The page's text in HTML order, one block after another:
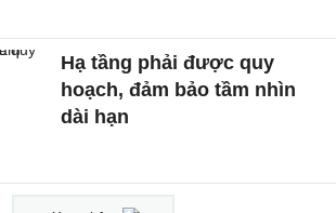
Hạ tầng phải được quy
hoạch, đảm bảo tầm nhìn
dài hạn